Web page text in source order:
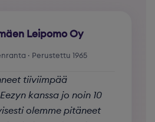
Leipomo Oy
· Perustettu 1965
tiiviimpää
kanssa jo noin 10
olemme pitäneet